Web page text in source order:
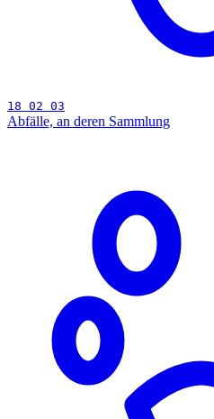
18 02 03
Abfälle, an deren Sammlung